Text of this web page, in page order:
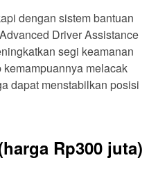
dengan sistem bantuan
Driver Assistance
segi keamanan
melacak
dapat menstabilkan posisi
Rp300 juta)